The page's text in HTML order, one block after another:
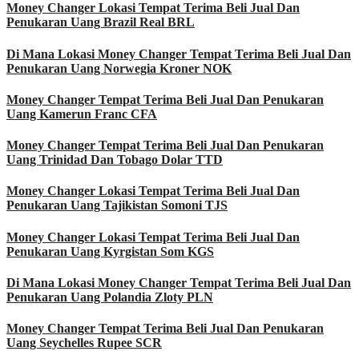
Money Changer Lokasi Tempat Terima Beli Jual Dan
Penukaran Uang Brazil Real BRL
Di Mana Lokasi Money Changer Tempat Terima Beli Jual Dan
Penukaran Uang Norwegia Kroner NOK
Money Changer Tempat Terima Beli Jual Dan Penukaran
Uang Kamerun Franc CFA
Money Changer Tempat Terima Beli Jual Dan Penukaran
Uang Trinidad Dan Tobago Dolar TTD
Money Changer Lokasi Tempat Terima Beli Jual Dan
Penukaran Uang Tajikistan Somoni TJS
Money Changer Lokasi Tempat Terima Beli Jual Dan
Penukaran Uang Kyrgistan Som KGS
Di Mana Lokasi Money Changer Tempat Terima Beli Jual Dan
Penukaran Uang Polandia Zloty PLN
Money Changer Tempat Terima Beli Jual Dan Penukaran
Uang Seychelles Rupee SCR